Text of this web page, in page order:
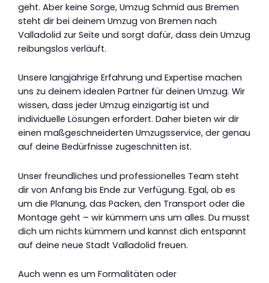
geht. Aber keine Sorge, Umzug Schmid aus Bremen
steht dir bei deinem Umzug von Bremen nach
Valladolid zur Seite und sorgt dafür, dass dein Umzug
reibungslos verläuft.
Unsere langjährige Erfahrung und Expertise machen
uns zu deinem idealen Partner für deinen Umzug. Wir
wissen, dass jeder Umzug einzigartig ist und
individuelle Lösungen erfordert. Daher bieten wir dir
einen maßgeschneiderten Umzugsservice, der genau
auf deine Bedürfnisse zugeschnitten ist.
Unser freundliches und professionelles Team steht
dir von Anfang bis Ende zur Verfügung. Egal, ob es
um die Planung, das Packen, den Transport oder die
Montage geht – wir kümmern uns um alles. Du musst
dich um nichts kümmern und kannst dich entspannt
auf deine neue Stadt Valladolid freuen.
Auch wenn es um Formalitäten oder